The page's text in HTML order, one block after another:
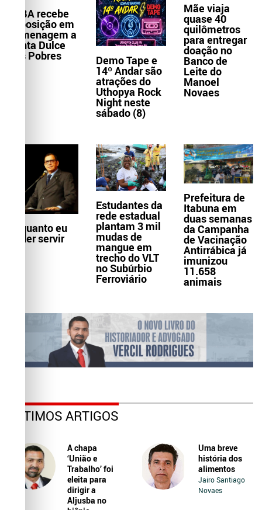
TJBA recebe
exposição em
homenagem a
Santa Dulce
dos Pobres Demo Tape e
14º Andar são
atrações do
Uthopya Rock
Night neste
sábado (8)
Mãe viaja
quase 40
quilômetros
para entregar
doação no
Banco de
Leite do
Manoel
Novaes
Enquanto eu
puder servir
Estudantes da
rede estadual
plantam 3 mil
mudas de
mangue em
trecho do VLT
no Subúrbio
Ferroviário
Prefeitura de
Itabuna em
duas semanas
da Campanha
de Vacinação
Antirrábica já
imunizou
11.658
animais
ÚLTIMOS ARTIGOS
A chapa
‘União e
Trabalho’ foi
eleita para
dirigir a
Aljusba no
Uma breve
história dos
alimentos
Jairo Santiago
Novaes